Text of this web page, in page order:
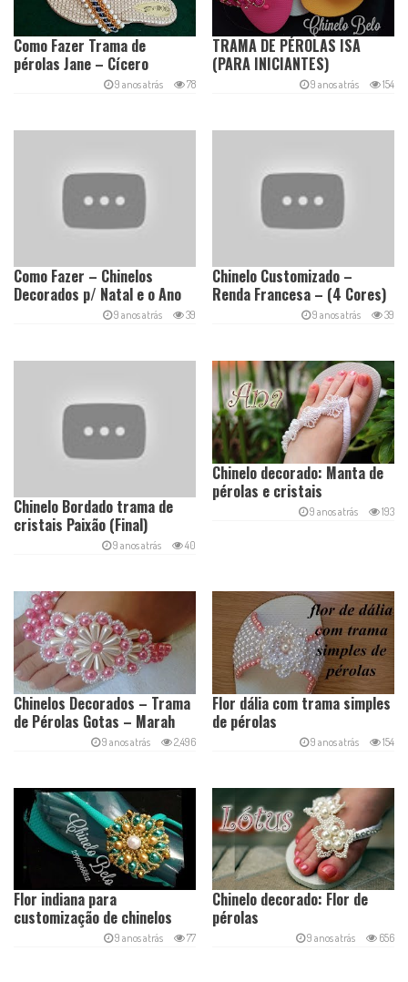
TRAMA DE PÉROLAS ISA
(PARA INICIANTES)
9 anos atrás 154
Como Fazer Trama de
pérolas Jane – Cícero
9 anos atrás 78
Chinelo Customizado –
Renda Francesa – (4 Cores)
9 anos atrás 39
Como Fazer – Chinelos
Decorados p/ Natal e o Ano
9 anos atrás 39
Chinelo decorado: Manta de
pérolas e cristais
9 anos atrás 193
Chinelo Bordado trama de
cristais Paixão (Final)
9 anos atrás 40
Flor dália com trama simples
de pérolas
9 anos atrás 154
Chinelos Decorados – Trama
de Pérolas Gotas – Marah
9 anos atrás 2,496
Chinelo decorado: Flor de
pérolas
9 anos atrás 656
Flor indiana para
customização de chinelos
9 anos atrás 77